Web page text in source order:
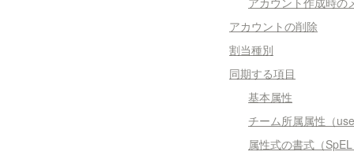
アカウントの削除
割当種別
同期する項目
基本属性
チーム所属属性（
属性式の書式（SpEL